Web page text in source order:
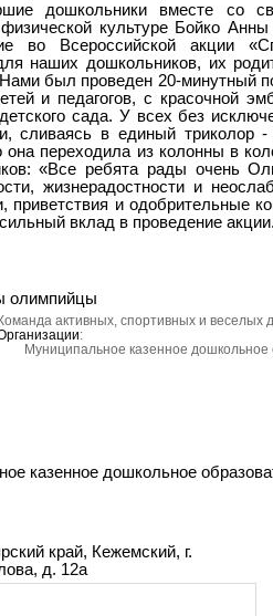
дошкольники вместе со
физической культуре Бойко
во Всероссийской акции
наших дошкольников, их
был проведен 20-минутный
и педагогов, с красочной
сада. У всех без
сливаясь в единый
она переходила из колонны в
«Все ребята рады очень
жизнерадостности и
приветствия и одобрительные
вклад в проведение акции.
олимпийцы
активных, спортивных и веселых
:
Муниципальное казенное
казенное дошкольное
край, Кежемский, г.
д. 12а